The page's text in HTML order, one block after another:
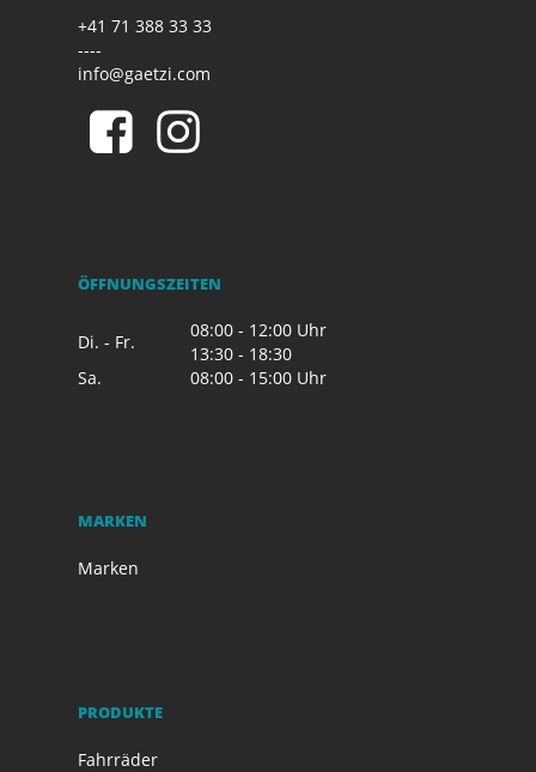
+41 71 388 33 33
----
info@gaetzi.com
ÖFFNUNGSZEITEN
Di. - Fr.
08:00 - 12:00 Uhr
13:30 - 18:30
Sa.
08:00 - 15:00 Uhr
MARKEN
Marken
PRODUKTE
Fahrräder